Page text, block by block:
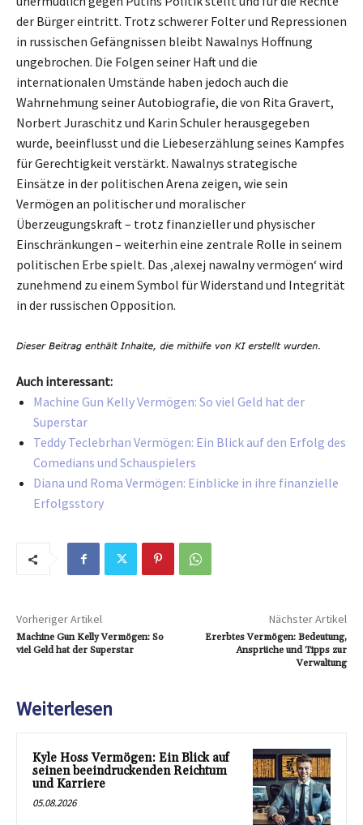
der Bürger eintritt. Trotz schwerer Folter und Repressionen
in russischen Gefängnissen bleibt Nawalnys Hoffnung
ungebrochen. Die Folgen seiner Haft und die
internationalen Umstände haben jedoch auch die
Wahrnehmung seiner Autobiografie, die von Rita Gravert,
Norbert Juraschitz und Karin Schuler herausgegeben
wurde, beeinflusst und die Liebeserzählung seines Kampfes
für Gerechtigkeit verstärkt. Nawalnys strategische
Einsätze in der politischen Arena zeigen, wie sein
Vermögen an politischer und moralischer
Überzeugungskraft – trotz finanzieller und physischer
Einschränkungen – weiterhin eine zentrale Rolle in seinem
politischen Erbe spielt. Das ‚alexej nawalny vermögen‘ wird
zunehmend zu einem Symbol für Widerstand und Integrität
in der russischen Opposition.
Auch interessant:
Machine Gun Kelly Vermögen: So viel Geld hat der
Superstar
Teddy Teclebrhan Vermögen: Ein Blick auf den Erfolg des
Comedians und Schauspielers
Diana und Roma Vermögen: Einblicke in ihre finanzielle
Erfolgsstory
Vorheriger Artikel
Machine Gun Kelly Vermögen: So
viel Geld hat der Superstar
Nächster Artikel
Ererbtes Vermögen: Bedeutung,
Ansprüche und Tipps zur
Verwaltung
Weiterlesen
Kyle Hoss Vermögen: Ein Blick auf
seinen beeindruckenden Reichtum
und Karriere
05.08.2026